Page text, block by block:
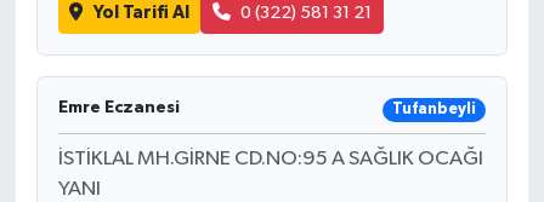
Yol Tarifi Al 0 (322) 581 31 21
Emre Eczanesi Tufanbeyli
İSTİKLAL MH.GİRNE CD.NO:95 A SAĞLIK OCAĞI
YANI